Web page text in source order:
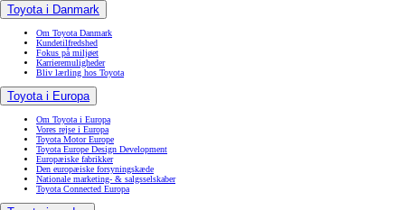
Toyota i Danmark
Om Toyota Danmark
Kundetilfredshed
Fokus på miljøet
Karrieremuligheder
Bliv lærling hos Toyota
Toyota i Europa
Om Toyota i Europa
Vores rejse i Europa
Toyota Motor Europe
Toyota Europe Design Development
Europæiske fabrikker
Den europæiske forsyningskæde
Nationale marketing- & salgsselskaber
Toyota Connected Europa